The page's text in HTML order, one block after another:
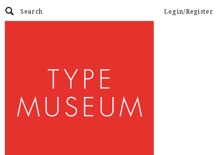
Login/Register